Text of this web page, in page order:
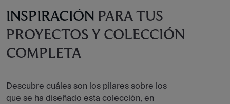
INSPIRACIÓN PARA TUS
PROYECTOS Y COLECCIÓN
COMPLETA
Descubre cuáles son los pilares sobre los
que se ha diseñado esta colección, en